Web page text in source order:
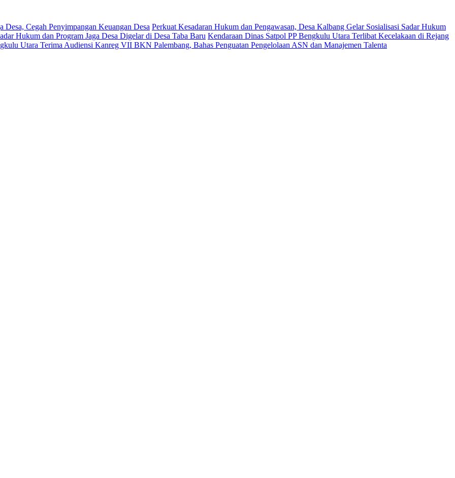
Desa, Cegah Penyimpangan Keuangan Desa Perkuat Kesadaran Hukum dan Pengawasan, Desa Kalbang Gelar Sosialisasi Sadar Hukum
Hukum dan Program Jaga Desa Digelar di Desa Taba Baru Kendaraan Dinas Satpol PP Bengkulu Utara Terlibat Kecelakaan di Rejang
Utara Terima Audiensi Kanreg VII BKN Palembang, Bahas Penguatan Pengelolaan ASN dan Manajemen Talenta